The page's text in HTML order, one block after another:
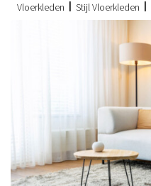
Vloerkleden
Stijl Vloerkleden